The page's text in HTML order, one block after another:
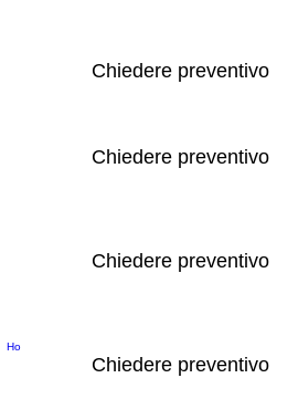
Chiedere preventivo
Chiedere preventivo
Chiedere preventivo
Ho
Chiedere preventivo